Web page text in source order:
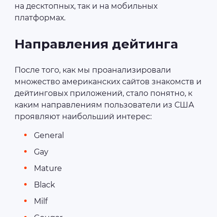
на десктопных, так и на мобильных
платформах.
Направления дейтинга
После того, как мы проанализировали
множество американских сайтов знакомств и
дейтинговых приложений, стало понятно, к
каким направлениям пользователи из США
проявляют наибольший интерес:
General
Gay
Mature
Black
Milf